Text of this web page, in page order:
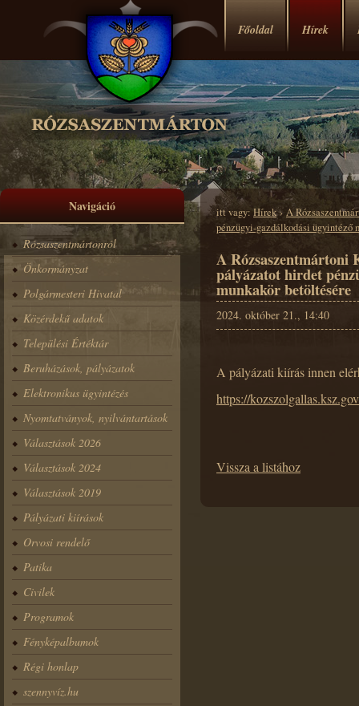
Főoldal Hírek
Navigáció
Rózsaszentmártonról
Önkormányzat
Polgármesteri Hivatal
Közérdekű adatok
Települési Értéktár
Beruházások, pályázatok
Elektronikus ügyintézés
Nyomtatványok, nyilvántartások
Választások 2026
Választások 2024
Választások 2019
Pályázati kiírások
Orvosi rendelő
Patika
Civilek
Programok
Fényképalbumok
Régi honlap
szennyvíz.hu
itt vagy: Hírek›A
pénzügyi-gazdálkodási ügyintéző
A Rózsaszentmártoni
pályázatot hirdet
munkakör betöltésére
2024. október 21., 14:40
A pályázati kiírás innen
https://
Vissza a listához